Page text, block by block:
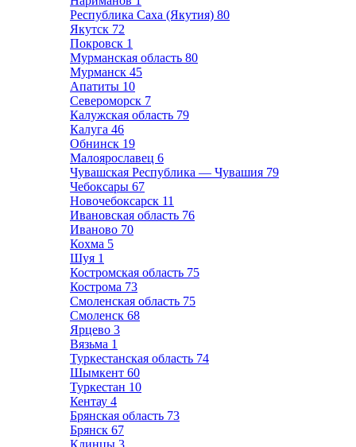
Республика Саха (Якутия) 80
Якутск 72
Покровск 1
Мурманская область 80
Мурманск 45
Апатиты 10
Североморск 7
Калужская область 79
Калуга 46
Обнинск 19
Малоярославец 6
Чувашская Республика — Чувашия 79
Чебоксары 67
Новочебоксарск 11
Ивановская область 76
Иваново 70
Кохма 5
Шуя 1
Костромская область 75
Кострома 73
Смоленская область 75
Смоленск 68
Ярцево 3
Вязьма 1
Туркестанская область 74
Шымкент 60
Туркестан 10
Кентау 4
Брянская область 73
Брянск 67
Клинцы 3